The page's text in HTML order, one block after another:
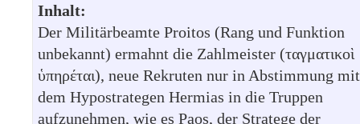
Inhalt:
Der Militärbeamte Proitos (Rang und Funktion
unbekannt) ermahnt die Zahlmeister (ταγματικοὶ
ὑπηρέται), neue Rekruten nur in Abstimmung mit
dem Hypostrategen Hermias in die Truppen
aufzunehmen, wie es Paos, der Stratege der